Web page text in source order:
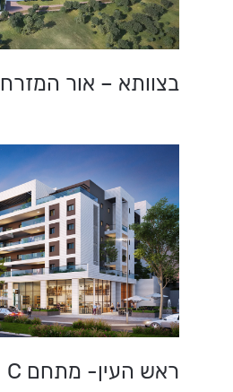
בצוותא – אור המזרח
C ראש העין- מתחם